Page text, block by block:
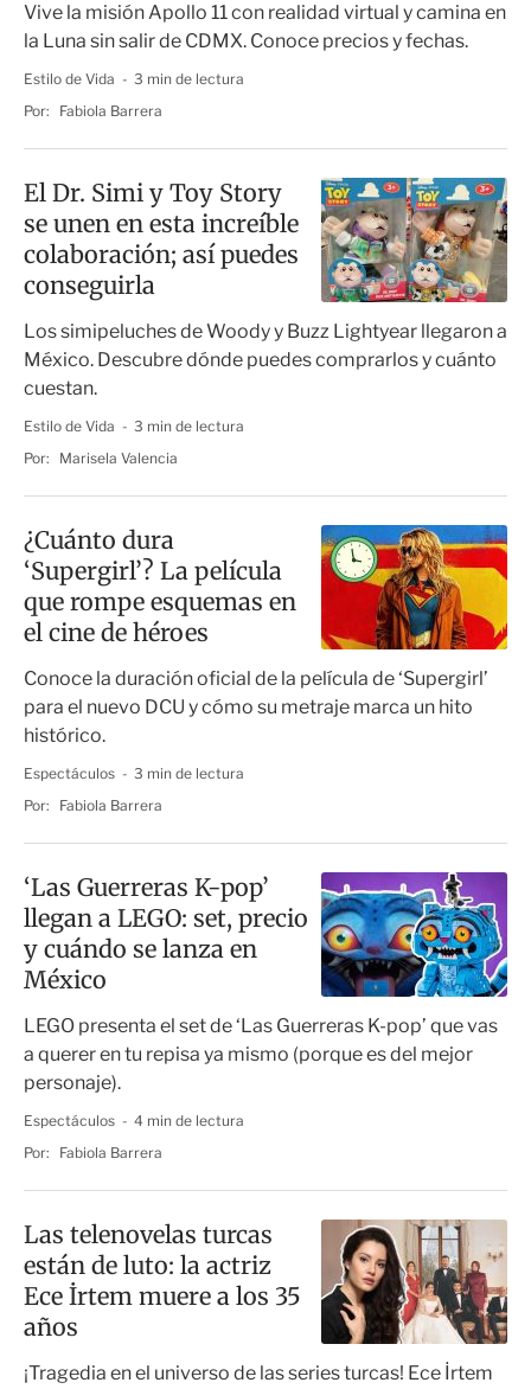
Vive la misión Apollo 11 con realidad virtual y camina en
la Luna sin salir de CDMX. Conoce precios y fechas.
Estilo de Vida
3 min de lectura
Por:
Fabiola Barrera
El Dr. Simi y Toy Story
se unen en esta increíble
colaboración; así puedes
conseguirla
Los simipeluches de Woody y Buzz Lightyear llegaron a
México. Descubre dónde puedes comprarlos y cuánto
cuestan.
Estilo de Vida
3 min de lectura
Por:
Marisela Valencia
¿Cuánto dura
‘Supergirl’? La película
que rompe esquemas en
el cine de héroes
Conoce la duración oficial de la película de ‘Supergirl’
para el nuevo DCU y cómo su metraje marca un hito
histórico.
Espectáculos
3 min de lectura
Por:
Fabiola Barrera
‘Las Guerreras K-pop’
llegan a LEGO: set, precio
y cuándo se lanza en
México
LEGO presenta el set de ‘Las Guerreras K-pop’ que vas
a querer en tu repisa ya mismo (porque es del mejor
personaje).
Espectáculos
4 min de lectura
Por:
Fabiola Barrera
Las telenovelas turcas
están de luto: la actriz
Ece İrtem muere a los 35
años
¡Tragedia en el universo de las series turcas! Ece İrtem